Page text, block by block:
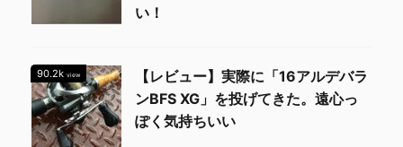
い！
90.2k view
【レビュー】実際に「16アルデバラ
ンBFS XG」を投げてきた。遠心っ
ぽく気持ちいい